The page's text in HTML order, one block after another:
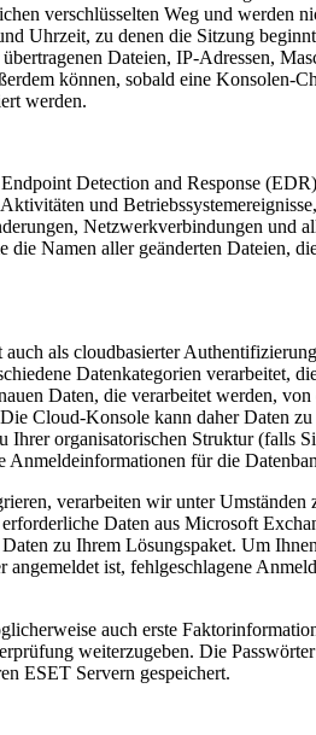
verschlüsselten Weg und werden
Uhrzeit, zu denen die Sitzung
Dateien, IP-Adressen,
können, sobald eine Konsolen-
werden.
Detection and Response
und
Netzwerkverbindungen und
Namen aller geänderten Dateien,
als cloudbasierter
Datenkategorien verarbeitet,
Daten, die verarbeitet werden,
Cloud-Konsole kann daher Daten
organisatorischen Struktur (falls
für die
verarbeiten wir unter Umständen
Daten aus Microsoft
zu Ihrem Lösungspaket. Um
ist, fehlgeschlagene
auch erste
weiterzugeben. Die
ESET Servern gespeichert.